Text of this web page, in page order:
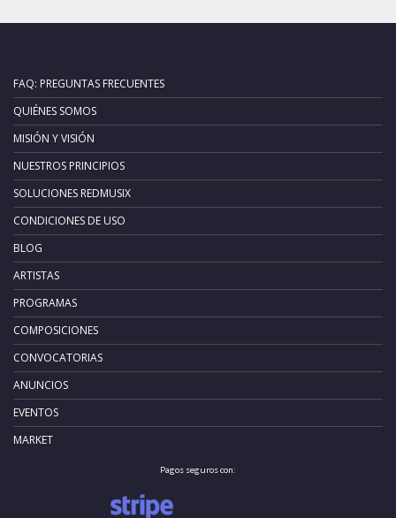
FAQ: PREGUNTAS FRECUENTES
QUIÉNES SOMOS
MISIÓN Y VISIÓN
NUESTROS PRINCIPIOS
SOLUCIONES REDMUSIX
CONDICIONES DE USO
BLOG
ARTISTAS
PROGRAMAS
COMPOSICIONES
CONVOCATORIAS
ANUNCIOS
EVENTOS
MARKET
Pagos seguros con: